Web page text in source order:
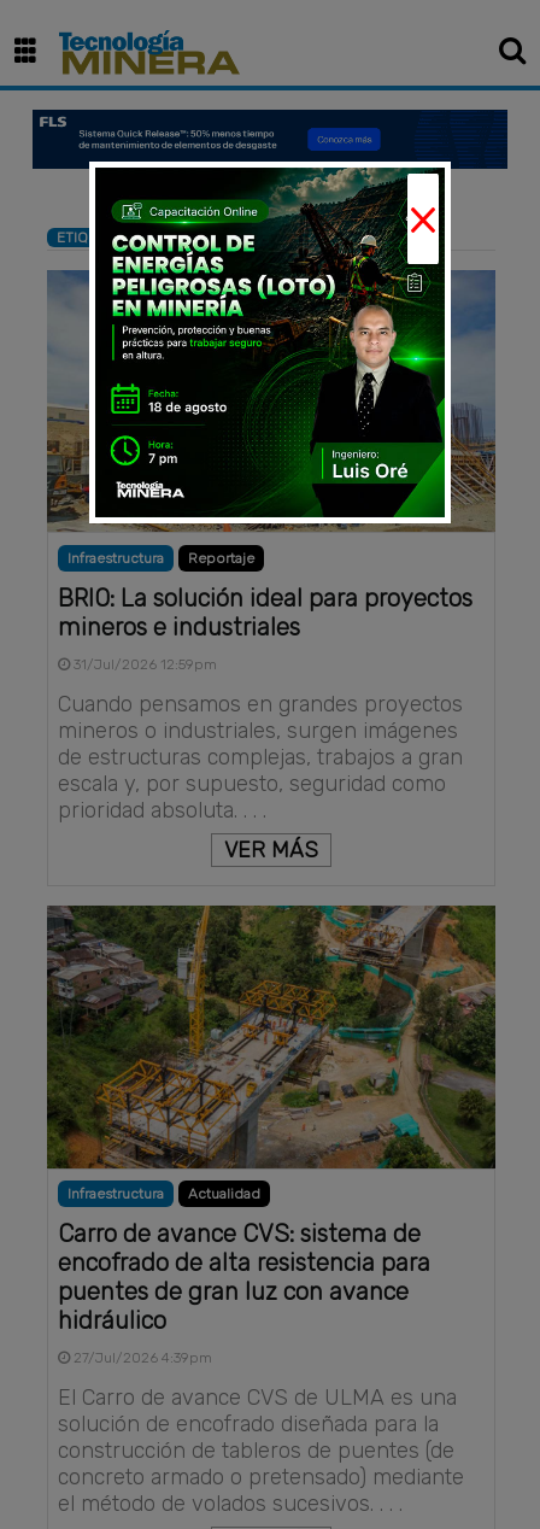
ETIQUETA : ULMA Construction
Infraestructura Reportaje
BRIO: La solución ideal para proyectos
mineros e industriales
31/Jul/2026 12:59pm
Cuando pensamos en grandes proyectos
mineros o industriales, surgen imágenes
de estructuras complejas, trabajos a gran
escala y, por supuesto, seguridad como
prioridad absoluta. . . .
VER MÁS
Infraestructura Actualidad
Carro de avance CVS: sistema de
encofrado de alta resistencia para
puentes de gran luz con avance
hidráulico
27/Jul/2026 4:39pm
El Carro de avance CVS de ULMA es una
solución de encofrado diseñada para la
construcción de tableros de puentes (de
concreto armado o pretensado) mediante
el método de volados sucesivos. . . .
×